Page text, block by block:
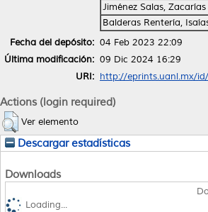
Jiménez Salas, Zacarías
Balderas Rentería,
Fecha del depósito: 04 Feb 2023 22:09
Última modificación: 09 Dic 2024 16:29
URI: http://eprints.uanl.mx/
Actions (login required)
Ver elemento
Descargar estadísticas
Downloads
Loading...